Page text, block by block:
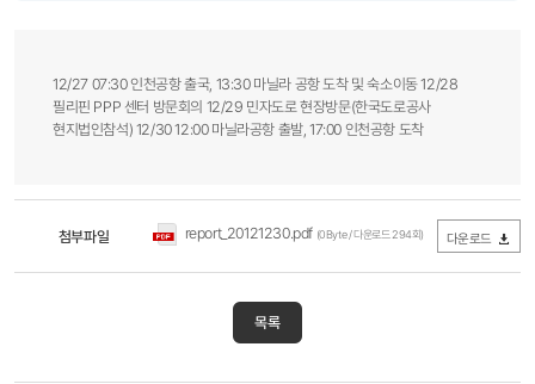
12/27 07:30 인천공항 출국, 13:30 마닐라 공항 도착 및 숙소이동 12/28
필리핀 PPP 센터 방문회의 12/29 민자도로 현장방문(한국도로공사
현지법인참석) 12/30 12:00 마닐라공항 출발, 17:00 인천공항 도착
첨부파일 report_20121230.pdf (0Byte / 다운로드 294회) 다운로드
목록